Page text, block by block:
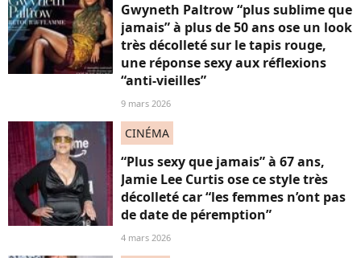
Gwyneth Paltrow “plus sublime que
jamais” à plus de 50 ans ose un look
très décolleté sur le tapis rouge,
une réponse sexy aux réflexions
“anti-vieilles”
9 mars 2026
CINÉMA
“Plus sexy que jamais” à 67 ans,
Jamie Lee Curtis ose ce style très
décolleté car “les femmes n’ont pas
de date de péremption”
4 mars 2026